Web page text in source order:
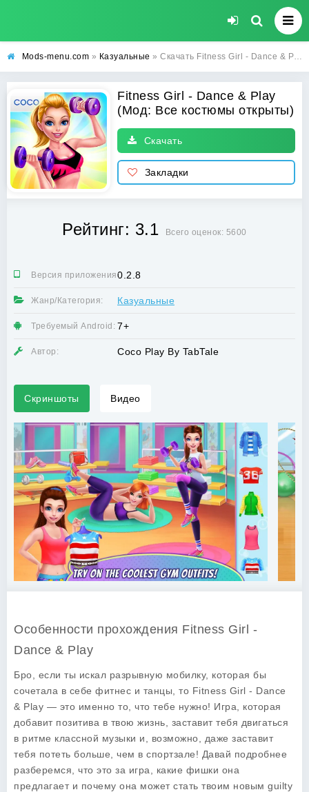
Mods-menu.com » Казуальные » Скачать Fitness Girl - Dance & Play Взлом (Все костюмы открыты) на Андроид бесплатно
Fitness Girl - Dance & Play
(Мод: Все костюмы открыты)
Скачать
Закладки
Рейтинг: 3.1 Всего оценок: 5600
Версия приложения:0.2.8
Жанр/Категория: Казуальные
Требуемый Android: 7+
Автор: Coco Play By TabTale
Скриншоты Видео
Особенности прохождения Fitness Girl -
Dance & Play
Бро, если ты искал разрывную мобилку, которая бы
сочетала в себе фитнес и танцы, то Fitness Girl - Dance
& Play — это именно то, что тебе нужно! Игра, которая
добавит позитива в твою жизнь, заставит тебя двигаться
в ритме классной музыки и, возможно, даже заставит
тебя потеть больше, чем в спортзале! Давай подробнее
разберемся, что это за игра, какие фишки она
предлагает и почему она может стать твоим новым guilty